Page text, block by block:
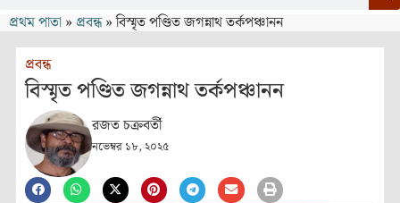
প্রথম পাতা »প্রবন্ধ»বিস্মৃত পণ্ডিত জগন্নাথ তর্কপঞ্চানন
প্রবন্ধ
বিস্মৃত পণ্ডিত জগন্নাথ তর্কপঞ্চানন
রজত চক্রবর্তী
নভেম্বর ১৮, ২০২৫